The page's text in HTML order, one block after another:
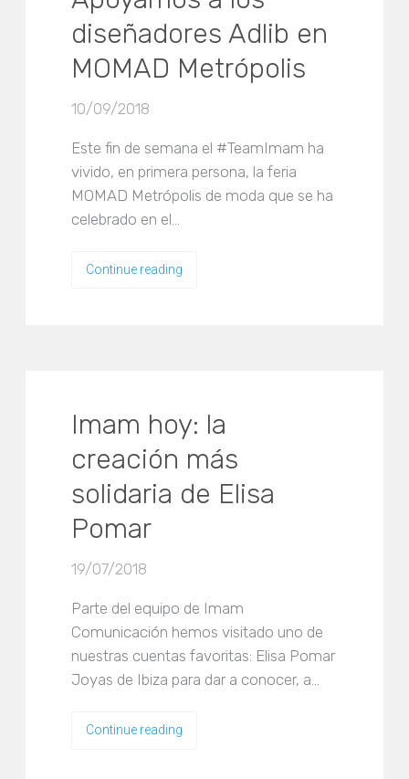
diseñadores Adlib en
MOMAD Metrópolis
10/09/2018
Este fin de semana el #TeamImam ha
vivido, en primera persona, la feria
MOMAD Metrópolis de moda que se ha
celebrado en el…
Continue reading
Imam hoy: la
creación más
solidaria de Elisa
Pomar
19/07/2018
Parte del equipo de Imam
Comunicación hemos visitado uno de
nuestras cuentas favoritas: Elisa Pomar
Joyas de Ibiza para dar a conocer, a…
Continue reading